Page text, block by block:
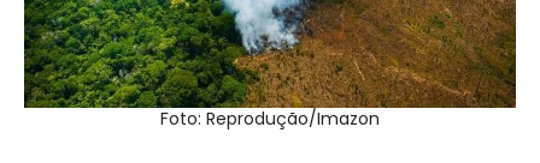
Foto: Reprodução/Imazon